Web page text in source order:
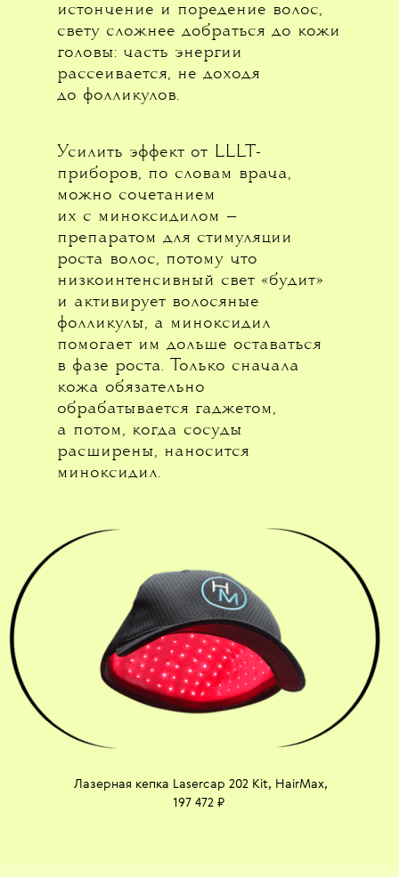
истончение и поредение волос,
свету сложнее добраться до кожи
головы: часть энергии
рассеивается, не доходя
до фолликулов.
Усилить эффект от LLLT-
приборов, по словам врача,
можно сочетанием
их с миноксидилом —
препаратом для стимуляции
роста волос, потому что
низкоинтенсивный свет «будит»
и активирует волосяные
фолликулы, а миноксидил
помогает им дольше оставаться
в фазе роста. Только сначала
кожа обязательно
обрабатывается гаджетом,
а потом, когда сосуды
расширены, наносится
миноксидил.
Лазерная кепка Lasercap 202 Kit, HairMax,
197 472 ₽